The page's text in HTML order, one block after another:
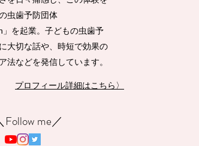
虫歯予防団体
」を起業。子どもの虫歯予
大切な話や、時短で効果の
法などを発信しています。
Follow me／
プロフィール詳細はこちら〉